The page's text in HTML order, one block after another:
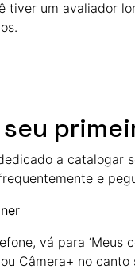
tiver um avaliador
a catalogar
e
vá para ‘Meus
Câmera+ no